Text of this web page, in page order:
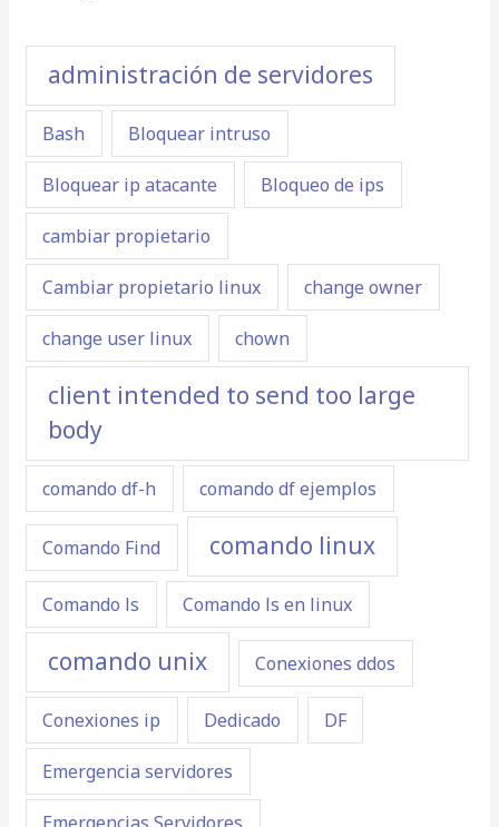
administración de servidores
Bash Bloquear intruso
Bloquear ip atacante Bloqueo de ips
cambiar propietario
Cambiar propietario linux change owner
change user linux chown
client intended to send too large
body
comando df-h comando df ejemplos
Comando Find comando linux
Comando ls Comando ls en linux
comando unix Conexiones ddos
Conexiones ip Dedicado DF
Emergencia servidores